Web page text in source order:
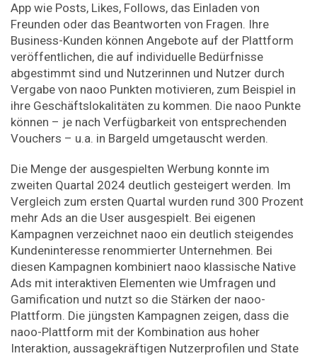
App wie Posts, Likes, Follows, das Einladen von
Freunden oder das Beantworten von Fragen. Ihre
Business-Kunden können Angebote auf der Plattform
veröffentlichen, die auf individuelle Bedürfnisse
abgestimmt sind und Nutzerinnen und Nutzer durch
Vergabe von naoo Punkten motivieren, zum Beispiel in
ihre Geschäftslokalitäten zu kommen. Die naoo Punkte
können – je nach Verfügbarkeit von entsprechenden
Vouchers – u.a. in Bargeld umgetauscht werden.
Die Menge der ausgespielten Werbung konnte im
zweiten Quartal 2024 deutlich gesteigert werden. Im
Vergleich zum ersten Quartal wurden rund 300 Prozent
mehr Ads an die User ausgespielt. Bei eigenen
Kampagnen verzeichnet naoo ein deutlich steigendes
Kundeninteresse renommierter Unternehmen. Bei
diesen Kampagnen kombiniert naoo klassische Native
Ads mit interaktiven Elementen wie Umfragen und
Gamification und nutzt so die Stärken der naoo-
Plattform. Die jüngsten Kampagnen zeigen, dass die
naoo-Plattform mit der Kombination aus hoher
Interaktion, aussagekräftigen Nutzerprofilen und State